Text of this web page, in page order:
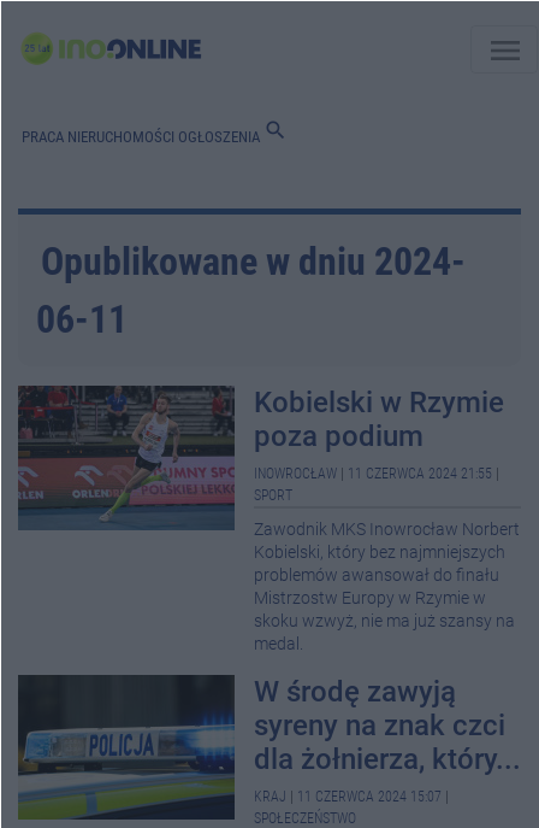
menu
PRACA NIERUCHOMOŚCI OGŁOSZENIA search
Opublikowane w dniu 2024-
06-11
Kobielski w Rzymie
poza podium
INOWROCŁAW 11 CZERWCA 2024 21:55
SPORT
Zawodnik MKS Inowrocław Norbert
Kobielski, który bez najmniejszych
problemów awansował do finału
Mistrzostw Europy w Rzymie w
skoku wzwyż, nie ma już szansy na
medal.
W środę zawyją
syreny na znak czci
dla żołnierza, który...
KRAJ 11 CZERWCA 2024 15:07
SPOŁECZEŃSTWO